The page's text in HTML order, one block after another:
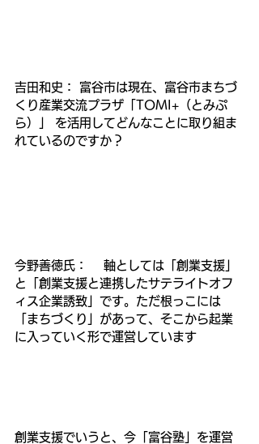
吉田和史： 富谷市は現在、富谷市まちづ
くり産業交流プラザ「TOMI+（とみぷ
ら）」 を活用してどんなことに取り組ま
れているのですか？
今野善徳氏：    軸としては「創業支援」
と「創業支援と連携したサテライトオフ
ィス企業誘致」です。ただ根っこには
「まちづくり」があって、そこから起業
に入っていく形で運営しています
創業支援でいうと、今「富谷塾」を運営